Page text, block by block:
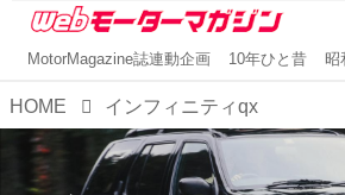
MotorMagazine誌連動企画 10年ひと昔 昭
HOME インフィニティqx